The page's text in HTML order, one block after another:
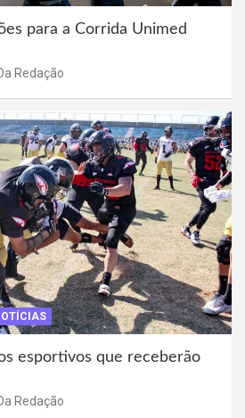
para a Corrida Unimed
Redação
esportivos que receberão
Redação